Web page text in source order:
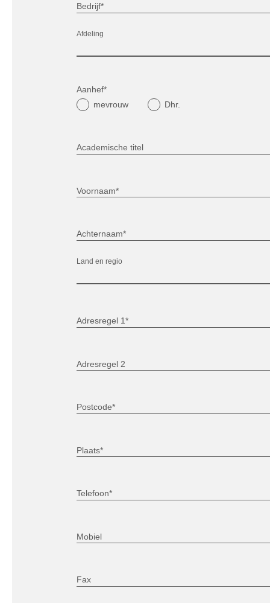
Bedrijf*
Afdeling
Aanhef*
mevrouw
Dhr.
Academische titel
Voornaam*
Achternaam*
Land en regio
Adresregel 1*
Adresregel 2
Postcode*
Plaats*
Telefoon*
Mobiel
Fax